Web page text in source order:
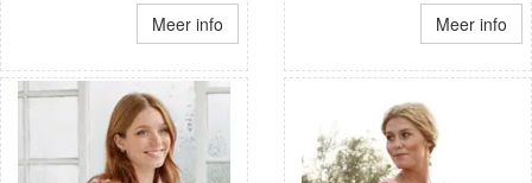
Meer info Meer info